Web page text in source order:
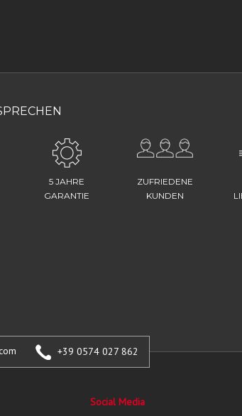
5 JAHRE
GARANTIE
ZUFRIEDENE
KUNDEN
+39 0574 027 862
Social Media